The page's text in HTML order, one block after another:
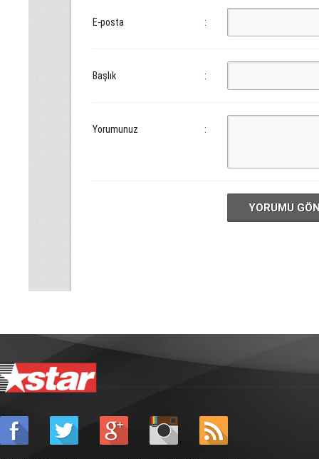
E-posta :
Başlık :
Yorumunuz :
YORUMU